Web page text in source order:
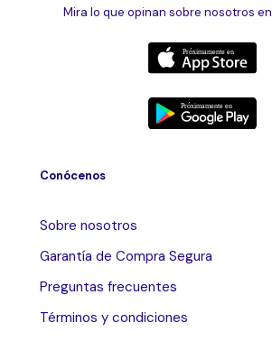
Mira lo que opinan sobre nosotros en
Conócenos
Sobre nosotros
Garantía de Compra Segura
Preguntas frecuentes
Términos y condiciones